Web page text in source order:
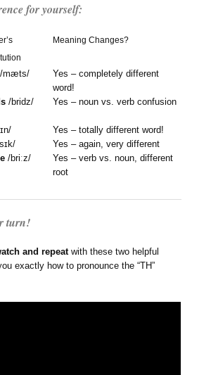
for yourself:
Meaning Changes?
/mæts/
Yes – completely different
word!
/bridz/ Yes – noun vs. verb confusion
Yes – totally different word!
Yes – again, very different
/briːz/
Yes – verb vs. noun, different
root
turn!
and repeat with these two helpful
exactly how to pronounce the “TH”